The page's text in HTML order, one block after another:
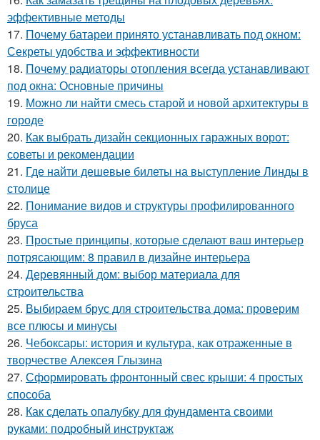
эффективные методы
17. Почему батареи принято устанавливать под окном:
Секреты удобства и эффективности
18. Почему радиаторы отопления всегда устанавливают
под окна: Основные причины
19. Можно ли найти смесь старой и новой архитектуры в
городе
20. Как выбрать дизайн секционных гаражных ворот:
советы и рекомендации
21. Где найти дешевые билеты на выступление Линды в
столице
22. Понимание видов и структуры профилированного
бруса
23. Простые принципы, которые сделают ваш интерьер
потрясающим: 8 правил в дизайне интерьера
24. Деревянный дом: выбор материала для
строительства
25. Выбираем брус для строительства дома: проверим
все плюсы и минусы
26. Чебоксары: история и культура, как отраженные в
творчестве Алексея Глызина
27. Сформировать фронтонный свес крыши: 4 простых
способа
28. Как сделать опалубку для фундамента своими
руками: подробный инструктаж